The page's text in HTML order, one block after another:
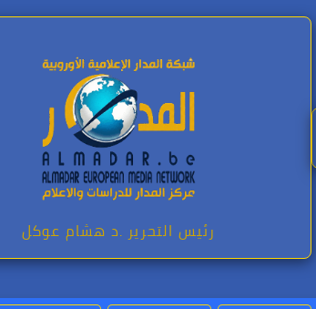
رئيس التحرير .د هشام عوكل